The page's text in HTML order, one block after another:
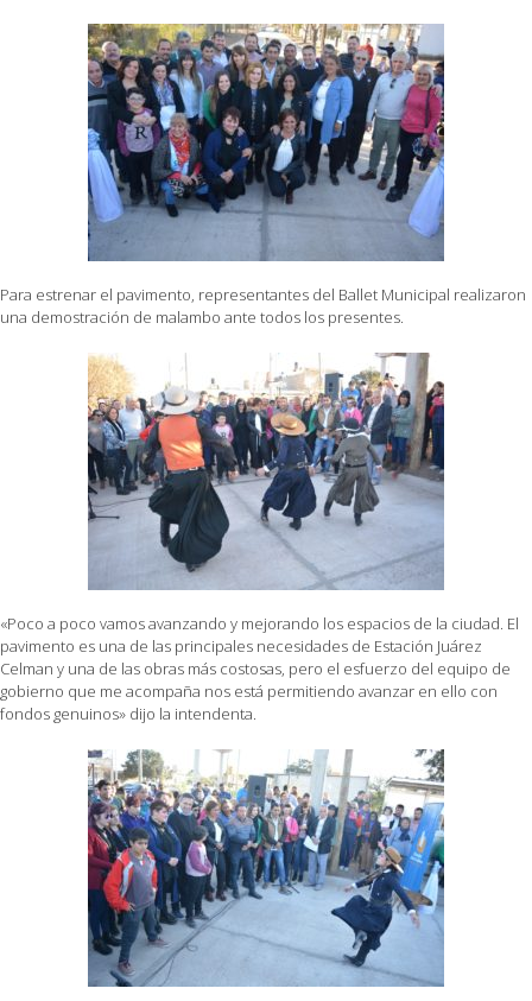
Para estrenar el pavimento, representantes del Ballet Municipal realizaron
una demostración de malambo ante todos los presentes.
«Poco a poco vamos avanzando y mejorando los espacios de la ciudad. El
pavimento es una de las principales necesidades de Estación Juárez
Celman y una de las obras más costosas, pero el esfuerzo del equipo de
gobierno que me acompaña nos está permitiendo avanzar en ello con
fondos genuinos» dijo la intendenta.